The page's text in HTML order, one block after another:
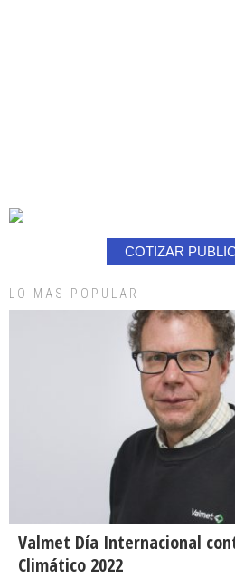
COTIZAR
LO MAS POPULAR
Valmet Día Internacional
Climático 2022